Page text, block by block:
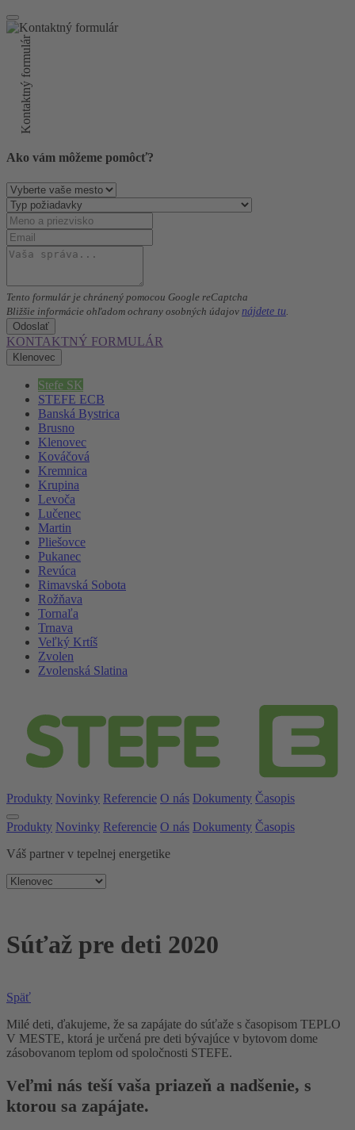
Kontaktný formulár
Ako vám môžeme pomôcť?
Tento formulár je chránený pomocou Google reCaptcha
Bližšie informácie ohľadom ochrany osobných údajov nájdete tu
Odoslať
KONTAKTNÝ FORMULÁR
Klenovec
Stefe SK
STEFE ECB
Banská Bystrica
Brusno
Klenovec
Kováčová
Kremnica
Krupina
Levoča
Lučenec
Martin
Pliešovce
Pukanec
Revúca
Rimavská Sobota
Rožňava
Tornaľa
Trnava
Veľký Krtíš
Zvolen
Zvolenská Slatina
Produkty Novinky Referencie O nás Dokumenty Časopis
Produkty Novinky Referencie O nás Dokumenty Časopis
Váš partner v tepelnej energetike
Súťaž pre deti 2020
Späť
Milé deti, ďakujeme, že sa zapájate do súťaže s časopisom TEPLO
V MESTE, ktorá je určená pre deti bývajúce v bytovom dome
zásobovanom teplom od spoločnosti STEFE.
Veľmi nás teší vaša priazeň a nadšenie, s
ktorou sa zapájate.